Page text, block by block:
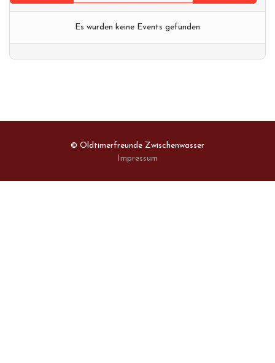
Es wurden keine Events gefunden
© Oldtimerfreunde Zwischenwasser
Impressum